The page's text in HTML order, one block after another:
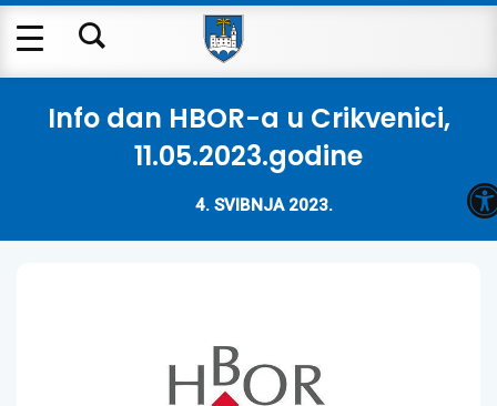
Info dan HBOR-a u Crikvenici,
11.05.2023.godine
4. SVIBNJA 2023.